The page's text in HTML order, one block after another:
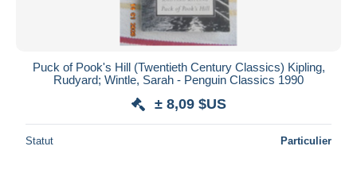
Puck of Pook's Hill (Twentieth Century Classics) Kipling,
Rudyard; Wintle, Sarah - Penguin Classics 1990
± 8,09 $US
Statut Particulier